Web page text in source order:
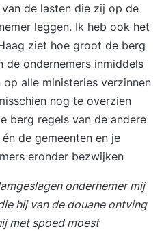
de lasten die zij op de
leggen. Ik heb ook het
ziet hoe groot de berg
de ondernemers inmiddels
alle ministeries verzinnen
nog te overzien
berg regels van de andere
de gemeenten en je
eronder bezwijken
ondernemer mij
hij van de douane ontving
met spoed moest